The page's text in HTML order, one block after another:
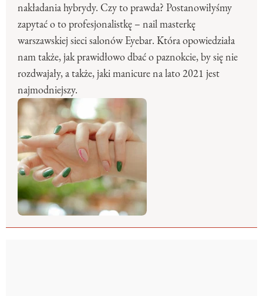
nakładania hybrydy. Czy to prawda? Postanowiłyśmy
zapytać o to profesjonalistkę – nail masterkę
warszawskiej sieci salonów Eyebar. Która opowiedziała
nam także, jak prawidłowo dbać o paznokcie, by się nie
rozdwajały, a także, jaki manicure na lato 2021 jest
najmodniejszy.